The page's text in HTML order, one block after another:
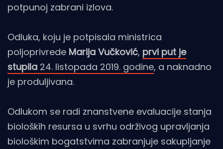
potpunoj zabrani izlova.
Odluka, koju je potpisala ministrica
poljoprivrede Marija Vučković, prvi put je
stupila 24. listopada 2019. godine, a naknadno
je produljivana.
Odlukom se radi znanstvene evaluacije stanja
bioloških resursa u svrhu održivog upravljanja
biološkim bogatstvima zabranjuje sakupljanje